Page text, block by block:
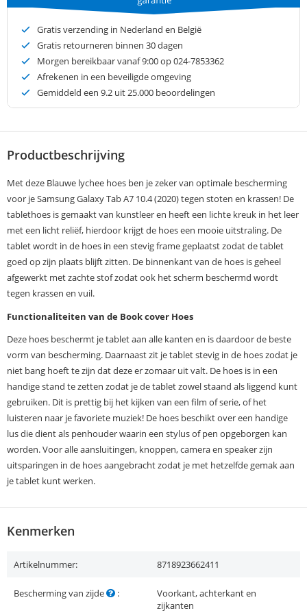
Gratis verzending in Nederland en België
Gratis retourneren binnen 30 dagen
Morgen bereikbaar vanaf 9:00 op 024-7853362
Afrekenen in een beveiligde omgeving
Gemiddeld een 9.2 uit 25.000 beoordelingen
Productbeschrijving
Met deze Blauwe lychee hoes ben je zeker van optimale bescherming
voor je Samsung Galaxy Tab A7 10.4 (2020) tegen stoten en krassen! De
tablethoes is gemaakt van kunstleer en heeft een lichte kreuk in het leer
met een licht reliëf, hierdoor krijgt de hoes een mooie uitstraling. De
tablet wordt in de hoes in een stevig frame geplaatst zodat de tablet
goed op zijn plaats blijft zitten. De binnenkant van de hoes is geheel
afgewerkt met zachte stof zodat ook het scherm beschermd wordt
tegen krassen en vuil.
Functionaliteiten van de Book cover Hoes
Deze hoes beschermt je tablet aan alle kanten en is daardoor de beste
vorm van bescherming. Daarnaast zit je tablet stevig in de hoes zodat je
niet bang hoeft te zijn dat deze er zomaar uit valt. De hoes is in een
handige stand te zetten zodat je de tablet zowel staand als liggend kunt
gebruiken. Dit is prettig bij het kijken van een film of serie, of het
luisteren naar je favoriete muziek! De hoes beschikt over een handige
lus die dient als penhouder waarin een stylus of pen opgeborgen kan
worden. Voor alle aansluitingen, knoppen, camera en speaker zijn
uitsparingen in de hoes aangebracht zodat je met hetzelfde gemak aan
je tablet kunt werken.
Kenmerken
Artikelnummer: 8718923662411
Bescherming van zijde :
Voorkant, achterkant en
zijkanten